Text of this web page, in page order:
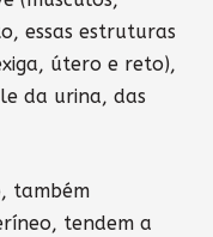
essas estruturas
útero e reto),
da urina, das
também
tendem a